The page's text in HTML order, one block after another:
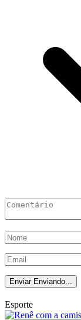
Enviar Enviando...
Esporte